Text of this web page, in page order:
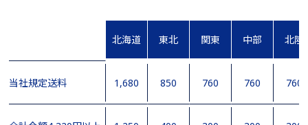
北海道 東北 関東 中部 北陸
当社規定送料 1,680 850 760 760 760